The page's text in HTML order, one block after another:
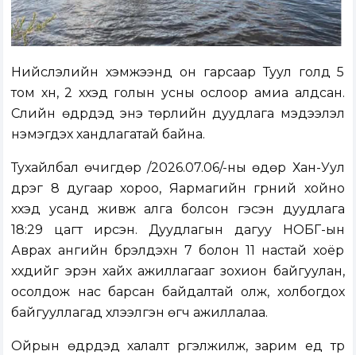
Нийслэлийн хэмжээнд он гарсаар Туул голд 5
том хүн, 2 хүүхэд голын усны ослоор амиа алдсан.
Сүүлийн өдрүүдэд энэ төрлийн дуудлага мэдээлэл
нэмэгдэх хандлагатай байна.
Тухайлбал өчигдөр /2026.07.06/-ны өдөр Хан-Уул
дүүрэг 8 дугаар хороо, Яармагийн гүүрний хойно
хүүхэд усанд живж алга болсон гэсэн дуудлага
18:29 цагт ирсэн. Дуудлагын дагуу НОБГ-ын
Аврах ангийн бүрэлдэхүүн 7 болон 11 настай хоёр
хүүхдийг эрэн хайх ажиллагааг зохион байгуулан,
осолдож нас барсан байдалтай олж, холбогдох
байгууллагад хүлээлгэн өгч ажиллалаа.
Ойрын өдрүүдэд халалт үргэлжилж, зарим үед түр